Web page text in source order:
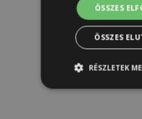
ÖSSZES
ÖSSZES
RÉSZLETEK